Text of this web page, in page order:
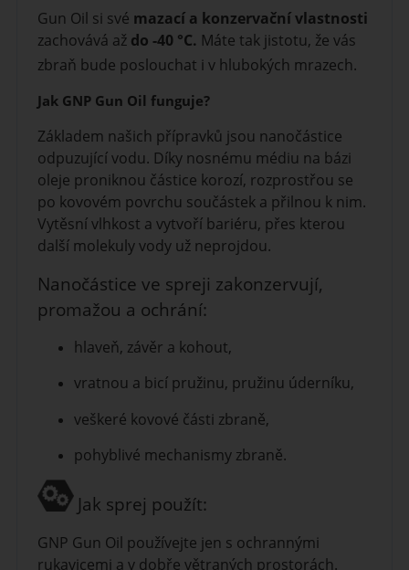
Gun Oil si své mazací a konzervační vlastnosti
zachovává až do -40 °C. Máte tak jistotu, že vás
zbraň bude poslouchat i v hlubokých mrazech.
Jak GNP Gun Oil funguje?
Základem našich přípravků jsou nanočástice
odpuzující vodu. Díky nosnému médiu na bázi
oleje proniknou částice korozí, rozprostřou se
po kovovém povrchu součástek a přilnou k nim.
Vytěsní vlhkost a vytvoří bariéru, přes kterou
další molekuly vody už neprojdou.
Nanočástice ve spreji zakonzervují,
promažou a ochrání:
hlaveň, závěr a kohout,
vratnou a bicí pružinu, pružinu úderníku,
veškeré kovové části zbraně,
pohyblivé mechanismy zbraně.
Jak sprej použít:
GNP Gun Oil používejte jen s ochrannými
rukavicemi a v dobře větraných prostorách.